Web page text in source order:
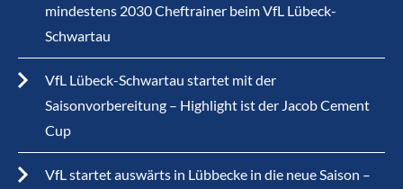
mindestens 2030 Cheftrainer beim VfL Lübeck-
Schwartau
VfL Lübeck-Schwartau startet mit der
Saisonvorbereitung – Highlight ist der Jacob Cement
Cup
VfL startet auswärts in Lübbecke in die neue Saison –